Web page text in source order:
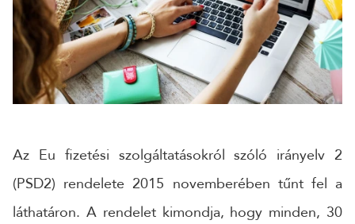
CÉGNÉV
TELEFONSZÁM
ÜZENET
Az Eu fizetési szolgáltatásokról szóló irányelv 2
(PSD2) rendelete 2015 novemberében tűnt fel a
láthatáron. A rendelet kimondja, hogy minden, 30